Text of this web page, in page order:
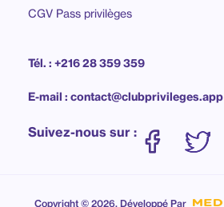
CGV Pass privilèges
Tél. : +216 28 359 359
E-mail : contact@clubprivileges.app
Suivez-nous sur :
Copyright © 2026. Développé Par